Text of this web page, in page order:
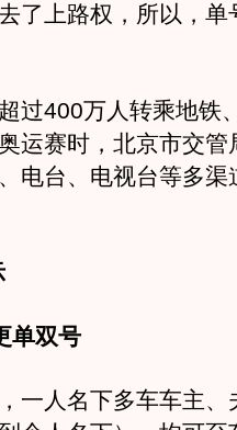
了上路权，所以，单
400万人转乘地铁
运赛时，北京市交管
电台、电视台等多渠
双号
人名下多车车主、